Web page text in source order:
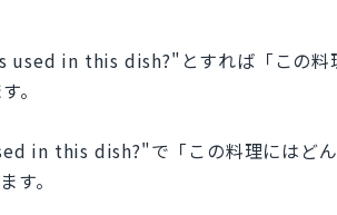
in this dish?"とすれば「この料
。
in this dish?"で「この料理にはど
す。